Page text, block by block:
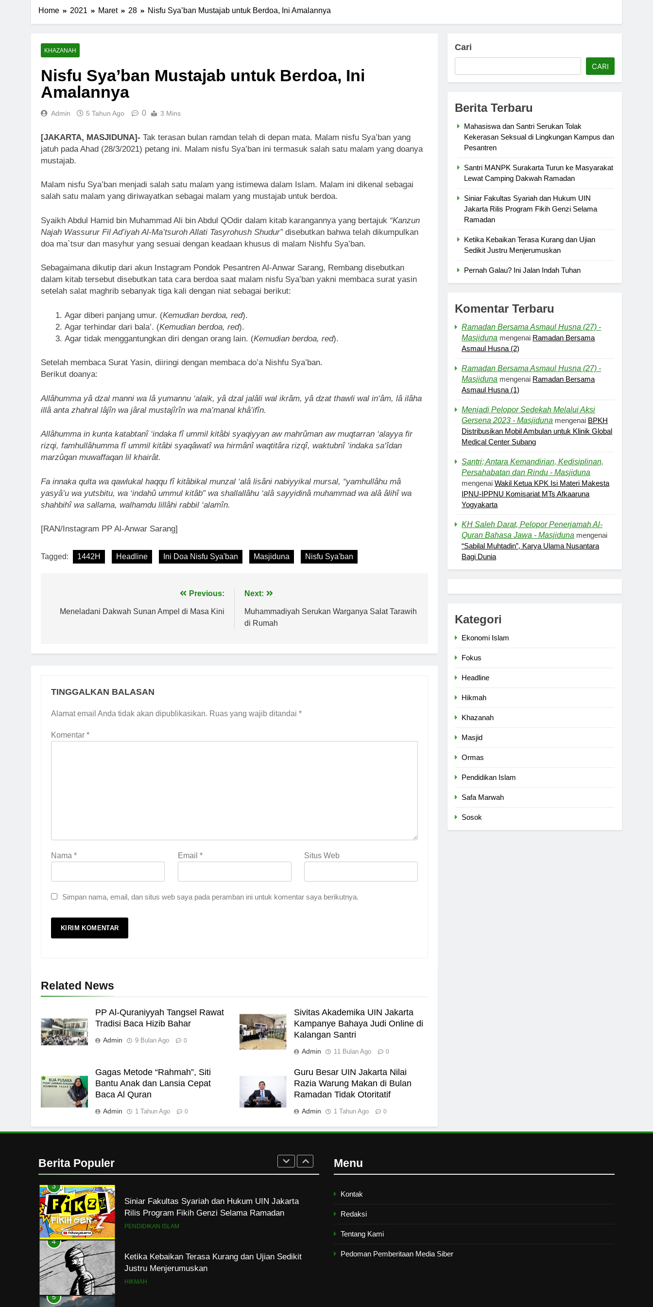
Home 2021 Maret 28 Nisfu Sya’ban Mustajab untuk Berdoa, Ini Amalannya
KHAZANAH
Nisfu Sya’ban Mustajab untuk Berdoa, Ini
Amalannya
Admin 5 Tahun Ago 0 3 Mins
[JAKARTA, MASJIDUNA]- Tak terasan bulan ramdan telah di depan mata. Malam nisfu Sya’ban yang
jatuh pada Ahad (28/3/2021) petang ini. Malam nisfu Sya’ban ini termasuk salah satu malam yang doanya
mustajab.
Malam nisfu Sya’ban menjadi salah satu malam yang istimewa dalam Islam. Malam ini dikenal sebagai
salah satu malam yang diriwayatkan sebagai malam yang mustajab untuk berdoa.
Syaikh Abdul Hamid bin Muhammad Ali bin Abdul QOdir dalam kitab karangannya yang bertajuk “Kanzun
Najah Wassurur Fil Ad’iyah Al-Ma’tsuroh Allati Tasyrohush Shudur” disebutkan bahwa telah dikumpulkan
doa ma`tsur dan masyhur yang sesuai dengan keadaan khusus di malam Nishfu Sya’ban.
Sebagaimana dikutip dari akun Instagram Pondok Pesantren Al-Anwar Sarang, Rembang disebutkan
dalam kitab tersebut disebutkan tata cara berdoa saat malam nisfu Sya’ban yakni membaca surat yasin
setelah salat maghrib sebanyak tiga kali dengan niat sebagai berikut:
Agar diberi panjang umur. (Kemudian berdoa, red).
Agar terhindar dari bala’. (Kemudian berdoa, red).
Agar tidak menggantungkan diri dengan orang lain. (Kemudian berdoa, red).
Setelah membaca Surat Yasin, diiringi dengan membaca do’a Nishfu Sya’ban.
Berikut doanya:
Allâhumma yâ dzal manni wa lâ yumannu ‘alaik, yâ dzal jalâli wal ikrâm, yâ dzat thawli wal in‘âm, lâ ilâha
illâ anta zhahral lâjîn wa jâral mustajîrîn wa ma’manal khâ’ifîn.
Allâhumma in kunta katabtanî ‘indaka fî ummil kitâbi syaqiyyan aw mahrûman aw muqtarran ‘alayya fir
rizqi, famhullâhumma fî ummil kitâbi syaqâwatî wa hirmânî waqtitâra rizqî, waktubnî ‘indaka sa‘îdan
marzûqan muwaffaqan lil khairât.
Fa innaka qulta wa qawlukal haqqu fî kitâbikal munzal ‘alâ lisâni nabiyyikal mursal, “yamhullâhu mâ
yasyâ’u wa yutsbitu, wa ‘indahû ummul kitâb” wa shallallâhu ‘alâ sayyidinâ muhammad wa alâ âlihî wa
shahbihî wa sallama, walhamdu lillâhi rabbil ‘alamîn.
[RAN/Instagram PP Al-Anwar Sarang]
Tagged: 1442H Headline Ini Doa Nisfu Sya'ban Masjiduna Nisfu Sya'ban
pos
Previous:
Meneladani Dakwah Sunan Ampel di Masa Kini
Next:
Muhammadiyah Serukan Warganya Salat Tarawih
di Rumah
TINGGALKAN BALASAN
Alamat email Anda tidak akan dipublikasikan. Ruas yang wajib ditandai *
Komentar *
Nama * Email * Situs Web
Simpan nama, email, dan situs web saya pada peramban ini untuk komentar saya berikutnya.
Related News
PP Al-Quraniyyah Tangsel Rawat
Tradisi Baca Hizib Bahar
Admin 9 Bulan Ago 0
Sivitas Akademika UIN Jakarta
Kampanye Bahaya Judi Online di
Kalangan Santri
Admin 11 Bulan Ago 0
Gagas Metode “Rahmah”, Siti
Bantu Anak dan Lansia Cepat
Baca Al Quran
Admin 1 Tahun Ago 0
Guru Besar UIN Jakarta Nilai
Razia Warung Makan di Bulan
Ramadan Tidak Otoritatif
Admin 1 Tahun Ago 0
Cari
CARI
Berita Terbaru
Mahasiswa dan Santri Serukan Tolak
Kekerasan Seksual di Lingkungan Kampus dan
Pesantren
Santri MANPK Surakarta Turun ke Masyarakat
Lewat Camping Dakwah Ramadan
Siniar Fakultas Syariah dan Hukum UIN
Jakarta Rilis Program Fikih Genzi Selama
Ramadan
Ketika Kebaikan Terasa Kurang dan Ujian
Sedikit Justru Menjerumuskan
Pernah Galau? Ini Jalan Indah Tuhan
Komentar Terbaru
Ramadan Bersama Asmaul Husna (27) -
Masjiduna mengenai Ramadan Bersama
Asmaul Husna (2)
Ramadan Bersama Asmaul Husna (27) -
Masjiduna mengenai Ramadan Bersama
Asmaul Husna (1)
Menjadi Pelopor Sedekah Melalui Aksi
Gersena 2023 - Masjiduna mengenai BPKH
Distribusikan Mobil Ambulan untuk Klinik Global
Medical Center Subang
Santri; Antara Kemandirian, Kedisiplinan,
Persahabatan dan Rindu - Masjiduna
mengenaiWakil Ketua KPK Isi Materi Makesta
IPNU-IPPNU Komisariat MTs Afkaaruna
Yogyakarta
KH Saleh Darat, Pelopor Penerjamah Al-
Quran Bahasa Jawa - Masjiduna mengenai
“Sabilal Muhtadin”, Karya Ulama Nusantara
Bagi Dunia
Kategori
Ekonomi Islam
Fokus
Headline
Hikmah
Khazanah
Masjid
Ormas
Pendidikan Islam
Safa Marwah
Sosok
Berita Populer
5
8
Mau Masuk Surga, Tapi Takut Mati
1
Mahasiswa dan Santri Serukan Tolak Kekerasan
Seksual di Lingkungan Kampus dan Pesantren
PENDIDIKAN ISLAM
2
3
Siniar Fakultas Syariah dan Hukum UIN Jakarta
Rilis Program Fikih Genzi Selama Ramadan
PENDIDIKAN ISLAM
4
Ketika Kebaikan Terasa Kurang dan Ujian Sedikit
Justru Menjerumuskan
HIKMAH
5
Menu
Kontak
Redaksi
Tentang Kami
Pedoman Pemberitaan Media Siber